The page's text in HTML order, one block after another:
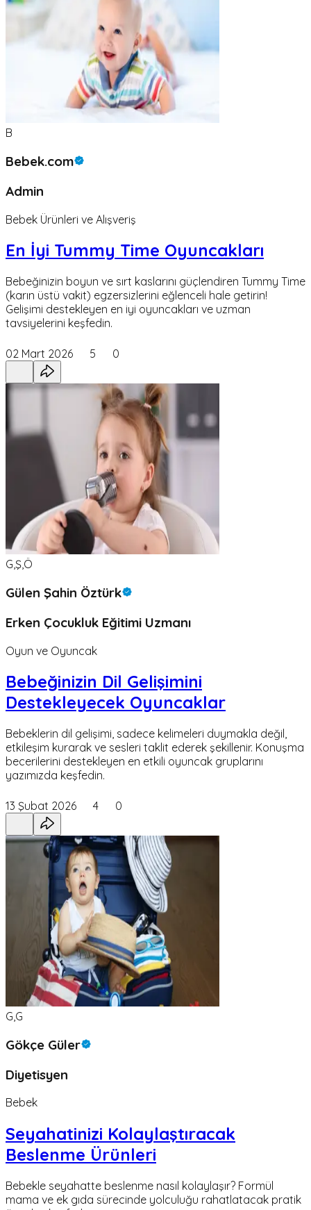
B
Bebek.com
Admin
Bebek Ürünleri ve Alışveriş
En İyi Tummy Time Oyuncakları
Bebeğinizin boyun ve sırt kaslarını güçlendiren Tummy Time
(karın üstü vakit) egzersizlerini eğlenceli hale getirin!
Gelişimi destekleyen en iyi oyuncakları ve uzman
tavsiyelerini keşfedin.
02 Mart 2026 5 0
G,Ş,Ö
Gülen Şahin Öztürk
Erken Çocukluk Eğitimi Uzmanı
Oyun ve Oyuncak
Bebeğinizin Dil Gelişimini
Destekleyecek Oyuncaklar
Bebeklerin dil gelişimi, sadece kelimeleri duymakla değil,
etkileşim kurarak ve sesleri taklit ederek şekillenir. Konuşma
becerilerini destekleyen en etkili oyuncak gruplarını
yazımızda keşfedin.
13 Şubat 2026 4 0
G,G
Gökçe Güler
Diyetisyen
Bebek
Seyahatinizi Kolaylaştıracak
Beslenme Ürünleri
Bebekle seyahatte beslenme nasıl kolaylaşır? Formül
mama ve ek gıda sürecinde yolculuğu rahatlatacak pratik